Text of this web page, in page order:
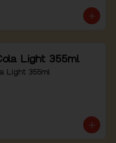
Light 355ml
Light 355ml